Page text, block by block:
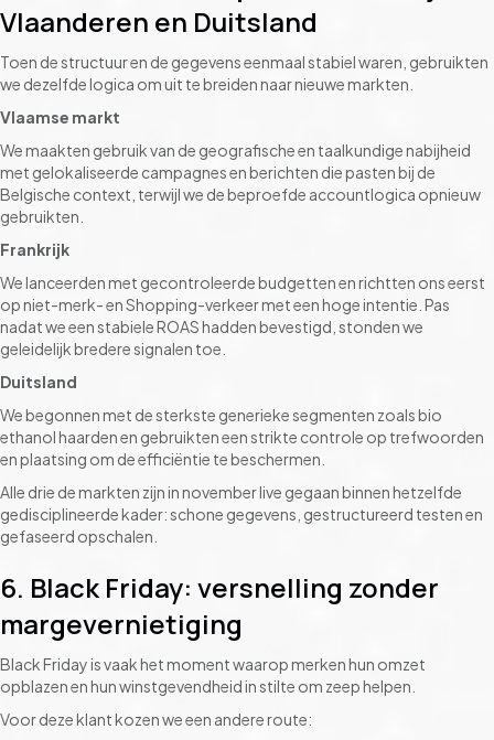
Vlaanderen en Duitsland
Toen de structuur en de gegevens eenmaal stabiel waren, gebruikten
we dezelfde logica om uit te breiden naar nieuwe markten.
Vlaamse markt
We maakten gebruik van de geografische en taalkundige nabijheid
met gelokaliseerde campagnes en berichten die pasten bij de
Belgische context, terwijl we de beproefde accountlogica opnieuw
gebruikten.
Frankrijk
We lanceerden met gecontroleerde budgetten en richtten ons eerst
op niet-merk- en Shopping-verkeer met een hoge intentie. Pas
nadat we een stabiele ROAS hadden bevestigd, stonden we
geleidelijk bredere signalen toe.
Duitsland
We begonnen met de sterkste generieke segmenten zoals bio
ethanol haarden en gebruikten een strikte controle op trefwoorden
en plaatsing om de efficiëntie te beschermen.
Alle drie de markten zijn in november live gegaan binnen hetzelfde
gedisciplineerde kader: schone gegevens, gestructureerd testen en
gefaseerd opschalen.
6. Black Friday: versnelling zonder
margevernietiging
Black Friday is vaak het moment waarop merken hun omzet
opblazen en hun winstgevendheid in stilte om zeep helpen.
Voor deze klant kozen we een andere route: